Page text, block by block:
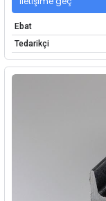
Ebat
Tedarikçi